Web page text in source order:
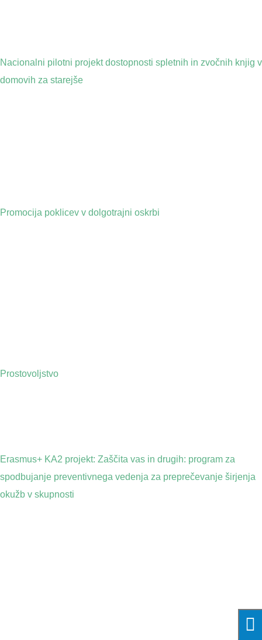
Nacionalni pilotni projekt dostopnosti spletnih in zvočnih knjig v
domovih za starejše
Promocija poklicev v dolgotrajni oskrbi
Prostovoljstvo
Erasmus+ KA2 projekt: Zaščita vas in drugih: program za
spodbujanje preventivnega vedenja za preprečevanje širjenja
okužb v skupnosti